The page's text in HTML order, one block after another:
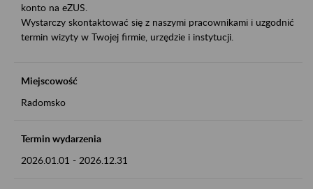
konto na eZUS.
Wystarczy skontaktować się z naszymi pracownikami i uzgodnić
termin wizyty w Twojej firmie, urzędzie i instytucji.
Miejscowość
Radomsko
Termin wydarzenia
2026.01.01 - 2026.12.31